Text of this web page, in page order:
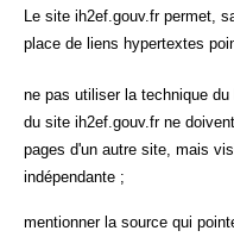
Le site ih2ef.gouv.fr permet,
place de liens hypertextes
ne pas utiliser la technique
du site ih2ef.gouv.fr ne
pages d'un autre site, mais
indépendante ;
mentionner la source qui